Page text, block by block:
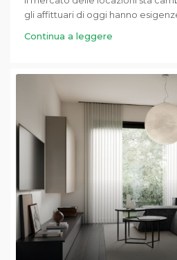
gli affittuari di oggi hanno
Continua a leggere